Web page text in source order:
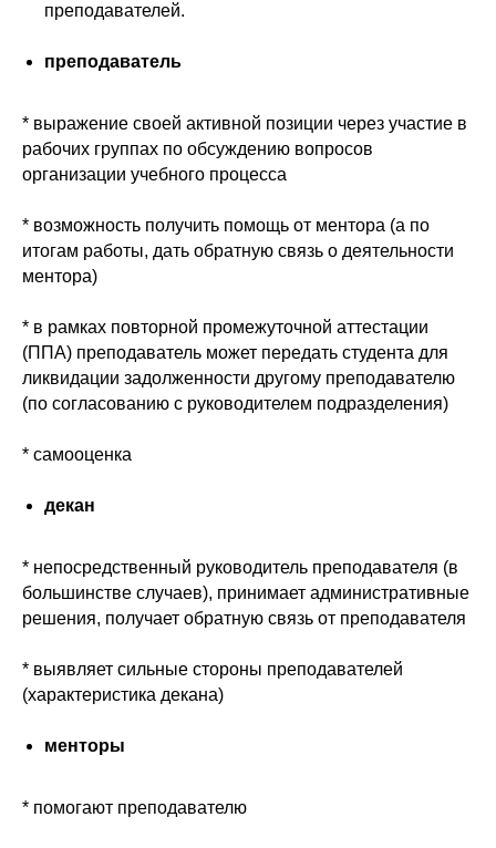
преподавателей.
преподаватель
* выражение своей активной позиции через участие в
рабочих группах по обсуждению вопросов
организации учебного процесса
* возможность получить помощь от ментора (а по
итогам работы, дать обратную связь о деятельности
ментора)
* в рамках повторной промежуточной аттестации
(ППА) преподаватель может передать студента для
ликвидации задолженности другому преподавателю
(по согласованию с руководителем подразделения)
* самооценка
декан
* непосредственный руководитель преподавателя (в
большинстве случаев), принимает административные
решения, получает обратную связь от преподавателя
* выявляет сильные стороны преподавателей
(характеристика декана)
менторы
* помогают преподавателю